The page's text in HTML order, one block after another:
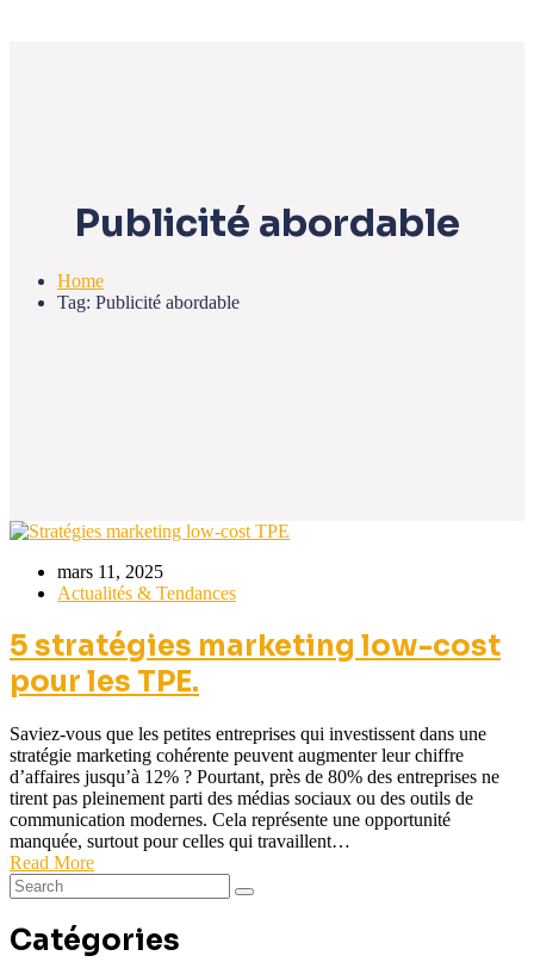
Publicité abordable
Home
Tag: Publicité abordable
mars 11, 2025
Actualités & Tendances
5 stratégies marketing low-cost
pour les TPE.
Saviez-vous que les petites entreprises qui investissent dans une
stratégie marketing cohérente peuvent augmenter leur chiffre
d’affaires jusqu’à 12% ? Pourtant, près de 80% des entreprises ne
tirent pas pleinement parti des médias sociaux ou des outils de
communication modernes. Cela représente une opportunité
manquée, surtout pour celles qui travaillent…
Read More
Catégories